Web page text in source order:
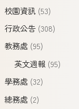
校園資訊(53)
行政公告(308)
教務處(95)
英文週報(95)
學務處(32)
總務處(2)